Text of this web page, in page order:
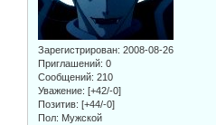
Зарегистрирован: 2008-08-26
Приглашений: 0
Сообщений: 210
Уважение: [+42/-0]
Позитив: [+44/-0]
Пол: Мужской